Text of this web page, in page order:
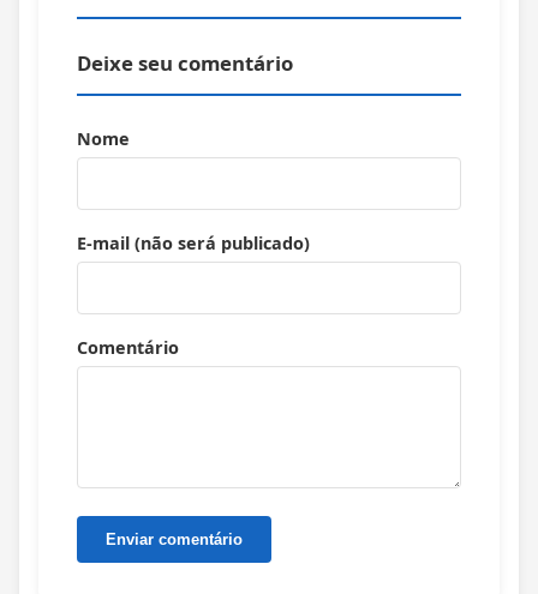
Deixe seu comentário
Nome
E-mail (não será publicado)
Comentário